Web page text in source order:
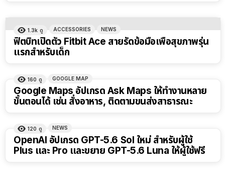
1.3k ดู ACCESSORIES NEWS
ฟิตบิทเปิดตัว Fitbit Ace สายรัดข้อมือเพื่อสุขภาพรุ่น
แรกสำหรับเด็ก
160 ดู GOOGLE MAP
Google Maps อัปเกรด Ask Maps ให้ทำงานหลาย
ขั้นตอนได้ เช่น สั่งอาหาร, ติดตามขนส่งสาธารณะ
120 ดู NEWS
OpenAI อัปเกรด GPT-5.6 Sol ใหม่ สำหรับผู้ใช้
Plus และ Pro และขยาย GPT-5.6 Luna ให้ผู้ใช้ฟรี